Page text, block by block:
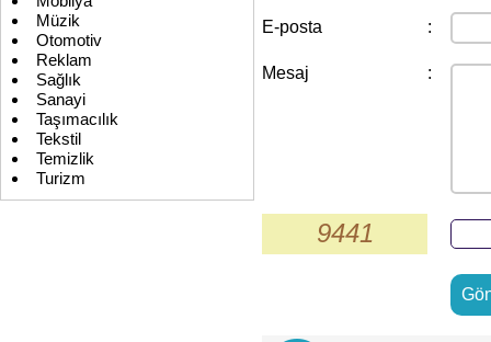
Müzik
Otomotiv
Reklam
Sağlık
Sanayi
Taşımacılık
Tekstil
Temizlik
Turizm
E-posta :
Mesaj :
9441